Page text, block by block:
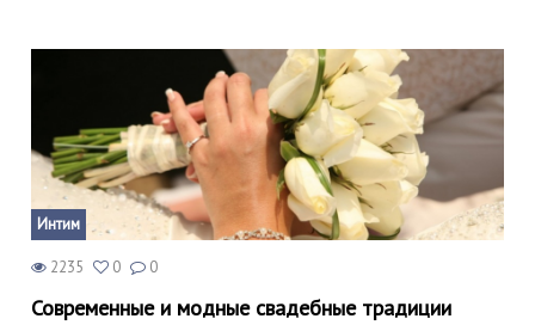
Интим
2235 0 0
Современные и модные свадебные традиции